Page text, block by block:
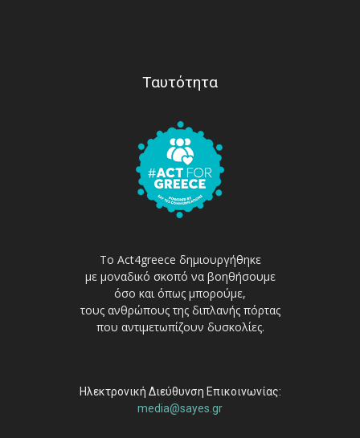
Ταυτότητα
Το Act4greece δημιουργήθηκε
με μοναδικό σκοπό να βοηθήσουμε
όσο και όπως μπορούμε,
τους ανθρώπους της διπλανής πόρτας
που αντιμετωπίζουν δυσκολίες.
Ηλεκτρονική Διεύθυνση Επικοινωνίας:
media@sayes.gr